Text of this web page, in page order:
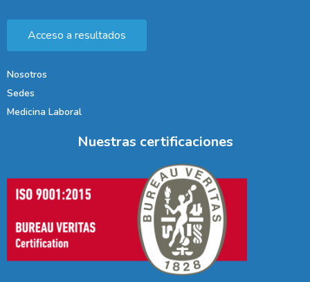
Acceso a resultados
Nosotros
Sedes
Medicina Laboral
Nuestras certificaciones